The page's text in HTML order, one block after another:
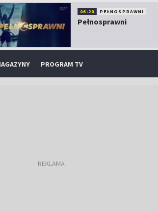
06:20 PEŁNOSPRAWNI
Pełnosprawni
PROGRAM TV